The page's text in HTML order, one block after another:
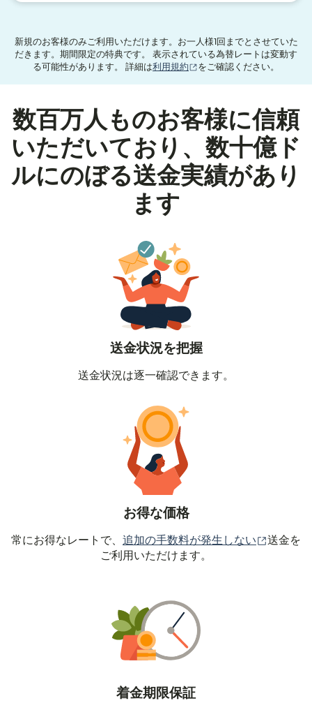
新規のお客様のみご利用いただけます。お一人様1回までとさせていた
だきます。期間限定の特典です。 表示されている為替レートは変動す
る可能性があります。 詳細は利用規約 （別ウィンドウで開きます
をご確認ください。
数百万人ものお客様に信頼
いただいており、数十億ド
ルにのぼる送金実績があり
ます
送金状況を把握
送金状況は逐一確認できます。
お得な価格
常にお得なレートで、 追加の手数料が発生しない （別ウ
送金を
ご利用いただけます。
着金期限保証